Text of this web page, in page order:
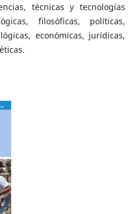
técnicas y tecnologías
filosóficas, políticas,
económicas, jurídicas,